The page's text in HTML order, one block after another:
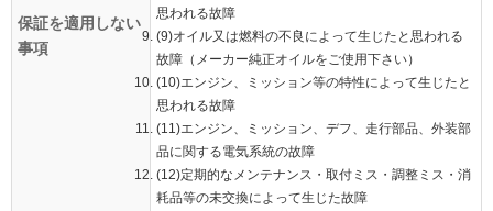
保証を適用しない
事項
思われる故障
(9)オイル又は燃料の不良によって生じたと思われる
故障（メーカー純正オイルをご使用下さい）
(10)エンジン、ミッション等の特性によって生じたと
思われる故障
(11)エンジン、ミッション、デフ、走行部品、外装部
品に関する電気系統の故障
(12)定期的なメンテナンス・取付ミス・調整ミス・消
耗品等の未交換によって生じた故障